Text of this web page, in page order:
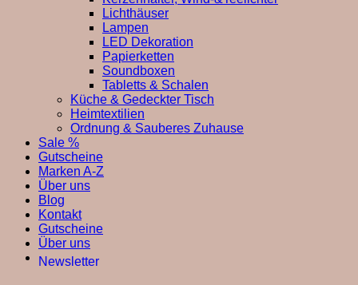
Lichthäuser
Lampen
LED Dekoration
Papierketten
Soundboxen
Tabletts & Schalen
Küche & Gedeckter Tisch
Heimtextilien
Ordnung & Sauberes Zuhause
Sale %
Gutscheine
Marken A-Z
Über uns
Blog
Kontakt
Gutscheine
Über uns
Newsletter